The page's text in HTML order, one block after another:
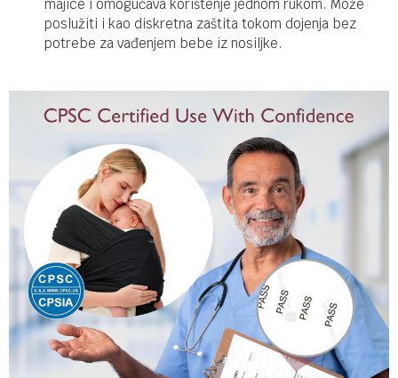
majice i omogućava korištenje jednom rukom. Može
poslužiti i kao diskretna zaštita tokom dojenja bez
potrebe za vađenjem bebe iz nosiljke.